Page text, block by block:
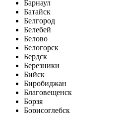
Барнаул
Батайск
Белгород
Белебей
Белово
Белогорск
Бердск
Березники
Бийск
Биробиджан
Благовещенск
Борзя
Борисоглебск